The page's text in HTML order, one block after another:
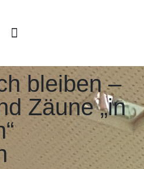
bleiben –
Zäune „in